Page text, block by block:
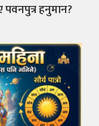
पवनपुत्र हनुमान?